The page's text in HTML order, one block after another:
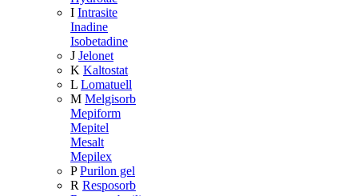
I Intrasite
Inadine
Isobetadine
J Jelonet
K Kaltostat
L Lomatuell
M Melgisorb
Mepiform
Mepitel
Mesalt
Mepilex
P Purilon gel
R Resposorb